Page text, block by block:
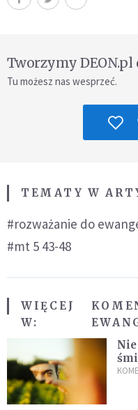
Tworzymy DEON.pl
Tu możesz nas wesprzeć.
TEMATY W
#rozważanie do
#mt 5 43-48
WIĘCEJ
W: